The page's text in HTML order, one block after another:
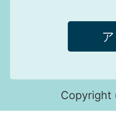
Copyright